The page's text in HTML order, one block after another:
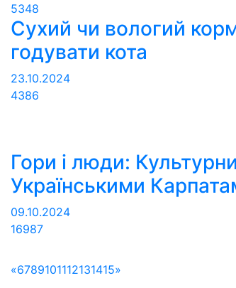
5348
Сухий чи вологий
годувати кота
23.10.2024
4386
Гори і люди:
Українськими
09.10.2024
16987
«6789101112131415»